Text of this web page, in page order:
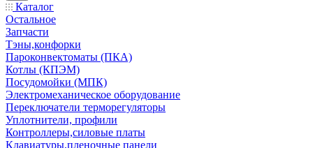
Каталог
Остальное
Запчасти
Тэны,конфорки
Пароконвектоматы (ПКА)
Котлы (КПЭМ)
Посудомойки (МПК)
Электромеханическое оборудование
Переключатели терморегуляторы
Уплотнители, профили
Контроллеры,силовые платы
Клавиатуры,пленочные панели